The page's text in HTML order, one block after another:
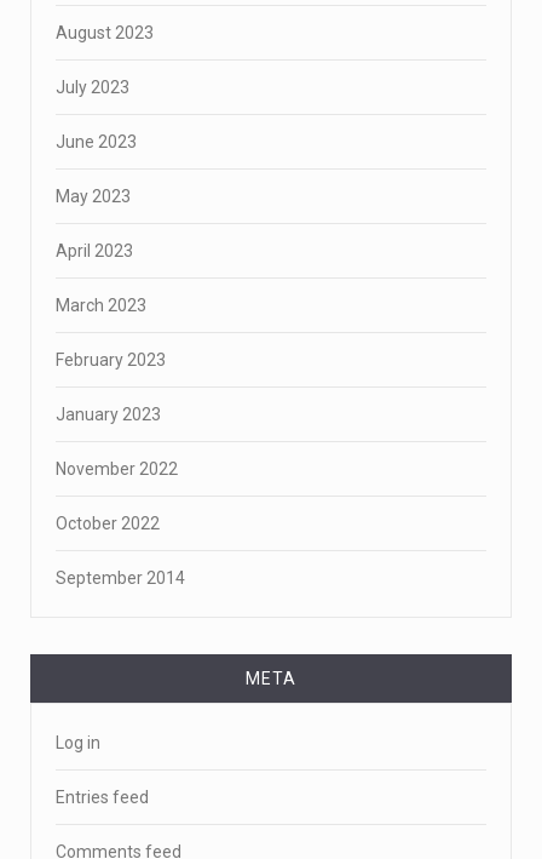
August 2023
July 2023
June 2023
May 2023
April 2023
March 2023
February 2023
January 2023
November 2022
October 2022
September 2014
META
Log in
Entries feed
Comments feed